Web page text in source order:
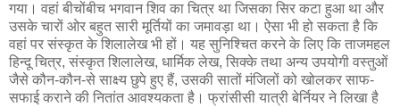
गया। वहां बीचोंबीच भगवान शिव का चित्र था जिसका सिर कटा हुआ था और
उसके चारों ओर बहुत सारी मूर्तियों का जमावड़ा था। ऐसा भी हो सकता है कि
वहां पर संस्कृत के शिलालेख भी हों। यह सुनिश्चित करने के लिए कि ताजमहल
हिन्दू चित्र, संस्कृत शिलालेख, धार्मिक लेख, सिक्के तथा अन्य उपयोगी वस्तुओं
जैसे कौन-कौन-से साक्ष्य छुपे हुए हैं, उसकी सातों मंजिलों को खोलकर साफ-
सफाई कराने की नितांत आवश्यकता है। फ्रांसीसी यात्री बेर्नियर ने लिखा है